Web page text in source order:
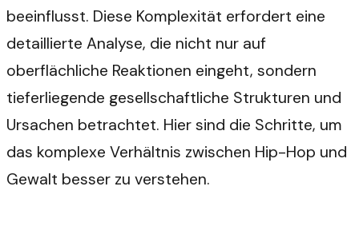
beeinflusst. Diese Komplexität erfordert eine
detaillierte Analyse, die nicht nur auf
oberflächliche Reaktionen eingeht, sondern
tieferliegende gesellschaftliche Strukturen und
Ursachen betrachtet. Hier sind die Schritte, um
das komplexe Verhältnis zwischen Hip-Hop und
Gewalt besser zu verstehen.